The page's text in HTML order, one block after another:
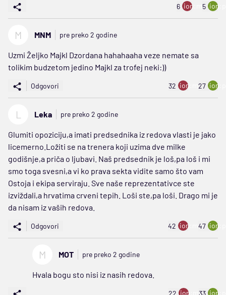
6 ion:minus
5
M MNM pre preko 2 godine
Uzmi Željko Majkl Dzordana hahahaaha veze nemate sa
tolikim budzetom jedino Majkl za trofej neki:))
Odgovori 32 ion:minus
27
L Leka pre preko 2 godine
Glumiti opoziciju,a imati predsednika iz redova vlasti je jako
licemerno.Ložiti se na trenera koji uzima dve milke
godišnje,a priča o ljubavi. Naš predsednik je loš,pa loš i mi
smo toga svesni,a vi ko prava sekta vidite samo što vam
Ostoja i ekipa serviraju. Sve naše reprezentativce ste
izviždali,a hrvatima crveni tepih. Loši ste,pa loši. Drago mi je
da nisam iz vaših redova.
Odgovori 42 ion:minus
47
M MOT pre preko 2 godine
Hvala bogu sto nisi iz nasih redova.
22 ion:minus
33